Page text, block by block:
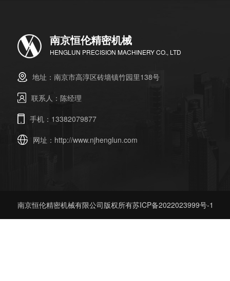
南京恒伦精密机械
HENGLUN PRECISION MACHINERY CO., LTD
地址：南京市高淳区砖墙镇竹园里138号
联系人：陈经理
手机：13382079877
网址： http://www.njhenglun.com
南京恒伦精密机械有限公司版权所有苏ICP备2022023999号-1